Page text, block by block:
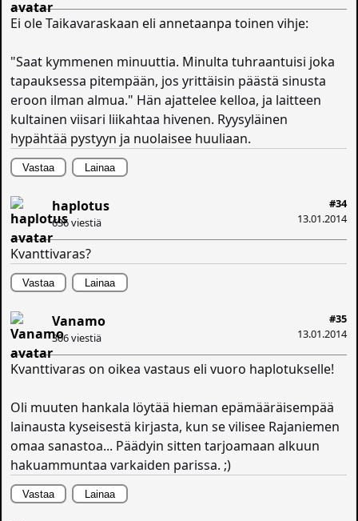
Ei ole Taikavaraskaan eli annetaanpa toinen vihje:
"Saat kymmenen minuuttia. Minulta tuhraantuisi joka
tapauksessa pitempään, jos yrittäisin päästä sinusta
eroon ilman almua." Hän ajattelee kelloa, ja laitteen
kultainen viisari liikahtaa hivenen. Ryysyläinen
hypähtää pystyyn ja nuolaisee huuliaan.
Vastaa Lainaa
#34
13.01.2014
haplotus
636 viestiä
Kvanttivaras?
Vastaa Lainaa
#35
13.01.2014
Vanamo
306 viestiä
Kvanttivaras on oikea vastaus eli vuoro haplotukselle!
Oli muuten hankala löytää hieman epämääräisempää
lainausta kyseisestä kirjasta, kun se vilisee Rajaniemen
omaa sanastoa... Päädyin sitten tarjoamaan alkuun
hakuammuntaa varkaiden parissa. ;)
Vastaa Lainaa